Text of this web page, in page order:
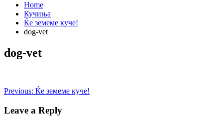
Home
Кучиња
Ќе земеме куче!
dog-vet
dog-vet
Post
navigation
Previous: Ќе земеме куче!
Leave a Reply